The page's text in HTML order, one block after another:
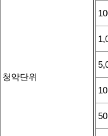
청약단위